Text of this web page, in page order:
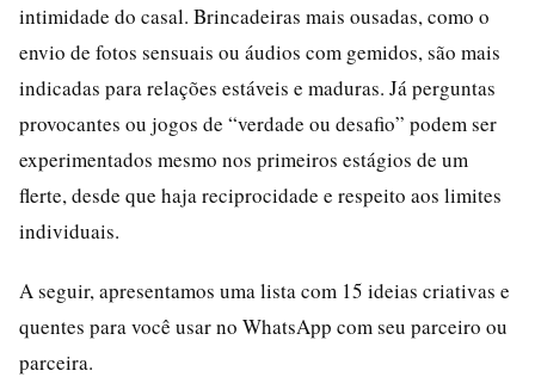
intimidade do casal. Brincadeiras mais ousadas, como o
envio de fotos sensuais ou áudios com gemidos, são mais
indicadas para relações estáveis e maduras. Já perguntas
provocantes ou jogos de “verdade ou desafio” podem ser
experimentados mesmo nos primeiros estágios de um
flerte, desde que haja reciprocidade e respeito aos limites
individuais.
A seguir, apresentamos uma lista com 15 ideias criativas e
quentes para você usar no WhatsApp com seu parceiro ou
parceira.